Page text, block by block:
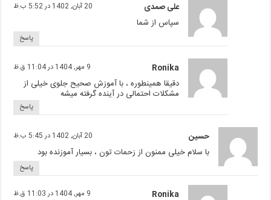
علی صمدی 20 آبان, 1402 در 5:52 ب.ظ
سپاس از شما
پاسخ
Ronika 9 مهر, 1404 در 11:04 ق.ظ
دقیقا همینطوره ، با آموزش صحیح جلوی خیلی از
مشکلات احتمالی در آینده گرفته میشه
پاسخ
حسین 20 آبان, 1402 در 5:45 ب.ظ
با سلام خیلی ممنون از زحمات تون ، بسیار آموزنده بود
پاسخ
Ronika 9 مهر, 1404 در 11:03 ق.ظ